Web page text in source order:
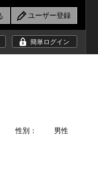
簡単ログイン
性別： 男性